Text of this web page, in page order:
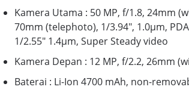
Kamera Utama : 50 MP, f/1.8, 24mm
70mm (telephoto), 1/3.94", 1.0µm,
1/2.55" 1.4µm, Super Steady video
Kamera Depan : 12 MP, f/2.2, 26mm
Baterai : Li-Ion 4700 mAh, non-